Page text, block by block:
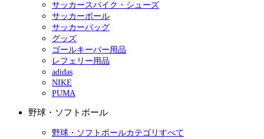
サッカースパイク・シューズ
サッカーボール
サッカーバッグ
グッズ
ゴールキーパー用品
レフェリー用品
adidas
NIKE
PUMA
野球・ソフトボール
野球・ソフトボールカテゴリすべて